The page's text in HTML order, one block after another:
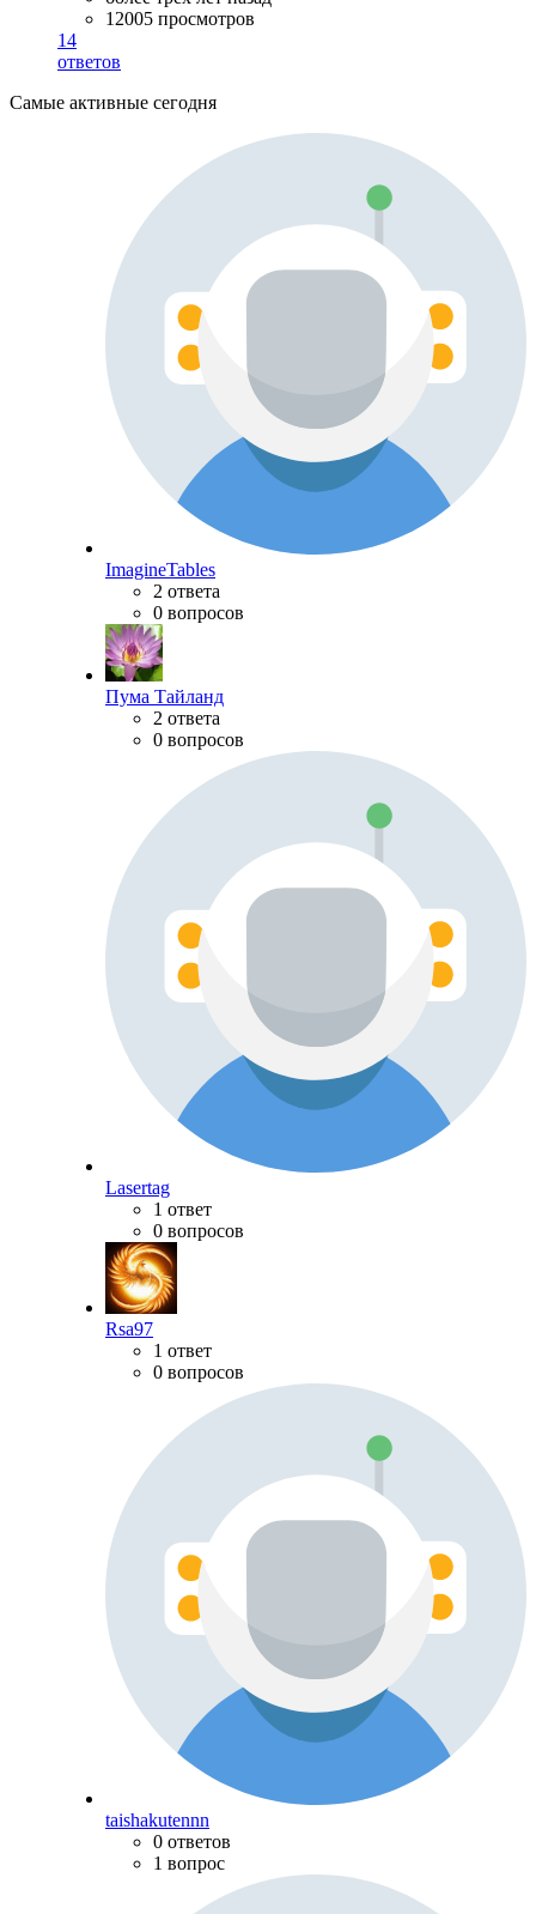
12005 просмотров
14
ответов
Самые активные сегодня
ImagineTables
2 ответа
0 вопросов
Пума Тайланд
2 ответа
0 вопросов
Lasertag
1 ответ
0 вопросов
Rsa97
1 ответ
0 вопросов
taishakutennn
0 ответов
1 вопрос